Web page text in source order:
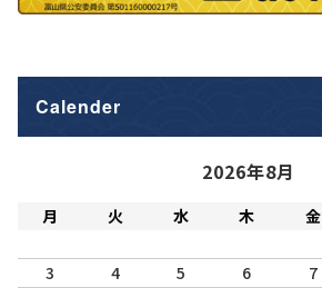
Calender
2026年8月
月 火 水 木 金
3
4 5 6 7